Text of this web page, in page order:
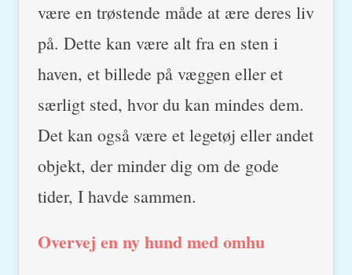
være en trøstende måde at ære deres liv
på. Dette kan være alt fra en sten i
haven, et billede på væggen eller et
særligt sted, hvor du kan mindes dem.
Det kan også være et legetøj eller andet
objekt, der minder dig om de gode
tider, I havde sammen.
Overvej en ny hund med omhu